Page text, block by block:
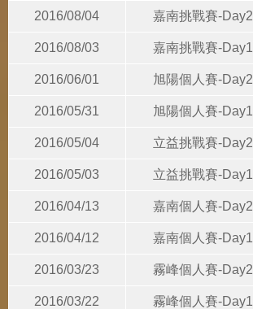
2016/08/04 嘉南挑戰賽-Day2
2016/08/03 嘉南挑戰賽-Day1
2016/06/01 旭陽個人賽-Day2
2016/05/31 旭陽個人賽-Day1
2016/05/04 立益挑戰賽-Day2
2016/05/03 立益挑戰賽-Day1
2016/04/13 嘉南個人賽-Day2
2016/04/12 嘉南個人賽-Day1
2016/03/23 霧峰個人賽-Day2
2016/03/22 霧峰個人賽-Day1